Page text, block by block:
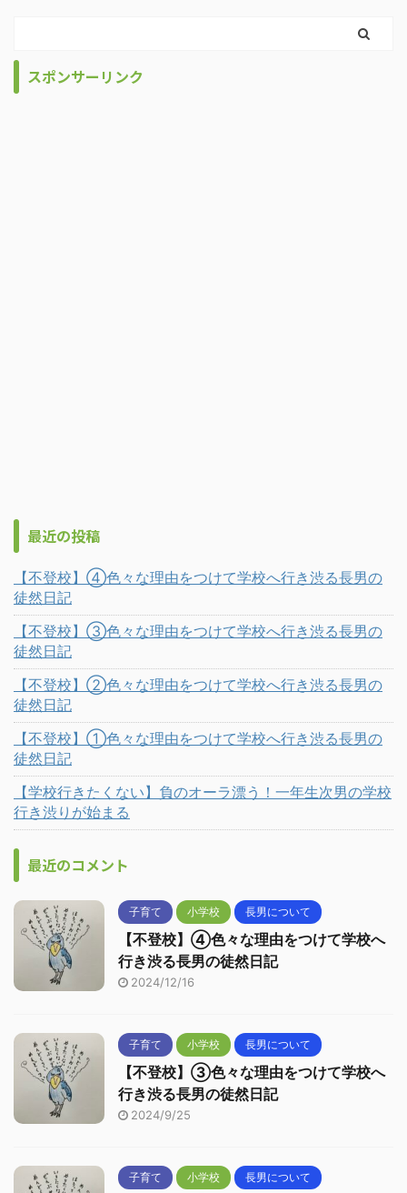
スポンサーリンク
最近の投稿
【不登校】④色々な理由をつけて学校へ行き渋る長男の
徒然日記
【不登校】③色々な理由をつけて学校へ行き渋る長男の
徒然日記
【不登校】②色々な理由をつけて学校へ行き渋る長男の
徒然日記
【不登校】①色々な理由をつけて学校へ行き渋る長男の
徒然日記
【学校行きたくない】負のオーラ漂う！一年生次男の学校
行き渋りが始まる
最近のコメント
子育て 小学校 長男について
【不登校】④色々な理由をつけて学校へ
行き渋る長男の徒然日記
2024/12/16
子育て 小学校 長男について
【不登校】③色々な理由をつけて学校へ
行き渋る長男の徒然日記
2024/9/25
子育て 小学校 長男について